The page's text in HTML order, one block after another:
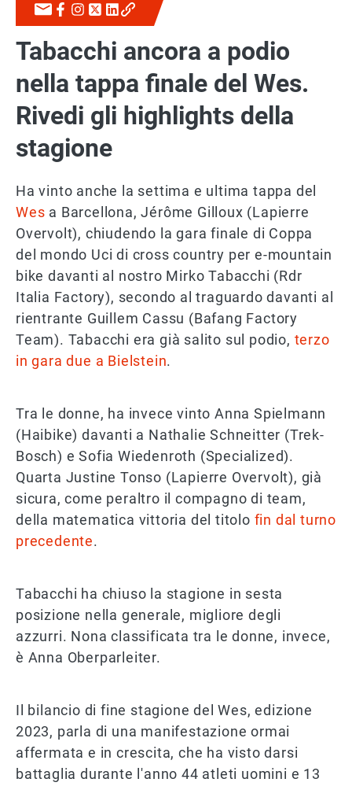
Tabacchi ancora a podio
nella tappa finale del Wes.
Rivedi gli highlights della
stagione
Ha vinto anche la settima e ultima tappa del
Wes a Barcellona, Jérôme Gilloux (Lapierre
Overvolt), chiudendo la gara finale di Coppa
del mondo Uci di cross country per e-mountain
bike davanti al nostro Mirko Tabacchi (Rdr
Italia Factory), secondo al traguardo davanti al
rientrante Guillem Cassu (Bafang Factory
Team). Tabacchi era già salito sul podio, terzo
in gara due a Bielstein.
Tra le donne, ha invece vinto Anna Spielmann
(Haibike) davanti a Nathalie Schneitter (Trek-
Bosch) e Sofia Wiedenroth (Specialized).
Quarta Justine Tonso (Lapierre Overvolt), già
sicura, come peraltro il compagno di team,
della matematica vittoria del titolo fin dal turno
precedente.
Tabacchi ha chiuso la stagione in sesta
posizione nella generale, migliore degli
azzurri. Nona classificata tra le donne, invece,
è Anna Oberparleiter.
Il bilancio di fine stagione del Wes, edizione
2023, parla di una manifestazione ormai
affermata e in crescita, che ha visto darsi
battaglia durante l'anno 44 atleti uomini e 13